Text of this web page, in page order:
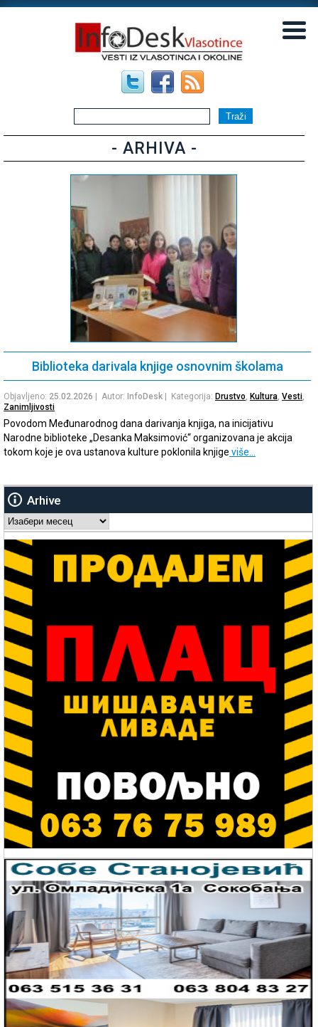
- ARHIVA -
Biblioteka darivala knjige osnovnim školama
Objavljeno: 25.02.2026 | Autor: InfoDesk | Kategorija: Drustvo, Kultura, Vesti,
Zanimljivosti
Povodom Međunarodnog dana darivanja knjiga, na inicijativu
Narodne biblioteke „Desanka Maksimović“ organizovana je akcija
tokom koje je ova ustanova kulture poklonila knjige više…
Arhive
Arhive